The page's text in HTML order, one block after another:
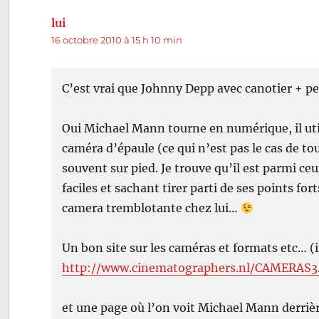
lui
16 octobre 2010 à 15 h 10 min
C’est vrai que Johnny Depp avec canotier +
Oui Michael Mann tourne en numérique, il
caméra d’épaule (ce qui n’est pas le cas de
souvent sur pied. Je trouve qu’il est parmi
faciles et sachant tirer parti de ses points
camera tremblotante chez lui…
Un bon site sur les caméras et formats etc…
http://www.cinematographers.nl/
et une page où l’on voit Michael Mann